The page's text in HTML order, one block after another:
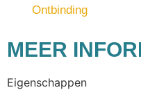
Ontbinding
MEER
Eigenschappen